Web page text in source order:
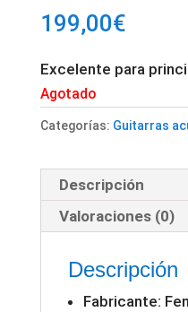
199,00€
Excelente para
Agotado
Categorías: Guitarras
Descripción
Valoraciones (0)
Descripción
Fabricante: